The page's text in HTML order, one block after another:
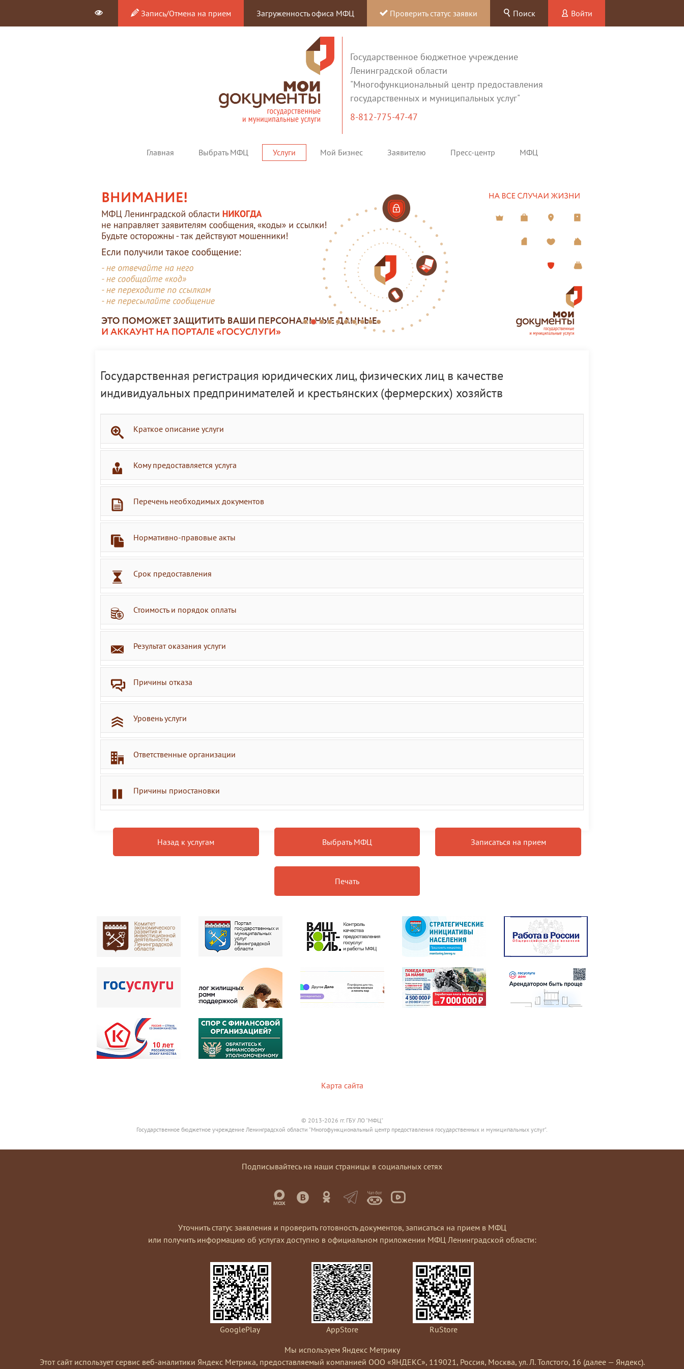
Запись/Отмена на прием Загруженность офиса МФЦ Проверить статус заявки Поиск Войти
Государственное бюджетное учреждение
Ленинградской области
"Многофункциональный центр предоставления
государственных и муниципальных услуг"
8-812-775-47-47
Главная Выбрать МФЦ Услуги Мой Бизнес Заявителю Пресс-центр МФЦ
Государственная регистрация юридических лиц, физических лиц в качестве
индивидуальных предпринимателей и крестьянских (фермерских) хозяйств
Краткое описание услуги
Кому предоставляется услуга
Перечень необходимых документов
Нормативно-правовые акты
Срок предоставления
Стоимость и порядок оплаты
Результат оказания услуги
Причины отказа
Уровень услуги
Ответственные организации
Причины приостановки
Назад к услугам Выбрать МФЦ Записаться на прием
Печать
Карта сайта
© 2013-2026 гг. ГБУ ЛО "МФЦ"
Государственное бюджетное учреждение Ленинградской области "Многофункциональный центр предоставления государственных и муниципальных услуг".
Подписывайтесь на наши страницы в социальных сетях
Уточнить статус заявления и проверить готовность документов, записаться на прием в МФЦ
или получить информацию об услугах доступно в официальном приложении МФЦ Ленинградской области:
GooglePlay AppStore
RuStore
Мы используем Яндекс Метрику
Этот сайт использует сервис веб-аналитики Яндекс Метрика, предоставляемый компанией ООО «ЯНДЕКС», 119021, Россия, Москва, ул. Л. Толстого, 16 (далее — Яндекс).